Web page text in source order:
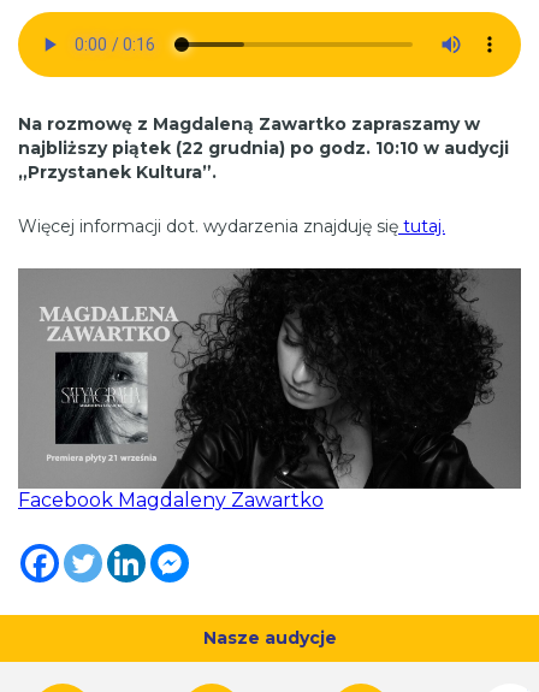
Na rozmowę z Magdaleną Zawartko zapraszamy w
najbliższy piątek (22 grudnia) po godz. 10:10 w audycji
„Przystanek Kultura”.
Więcej informacji dot. wydarzenia znajduję się tutaj.
Facebook Magdaleny Zawartko
Nasze audycje